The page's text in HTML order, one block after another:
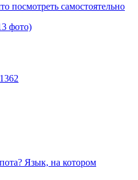
посмотреть самостоятельно
фото)
1362
Язык, на котором